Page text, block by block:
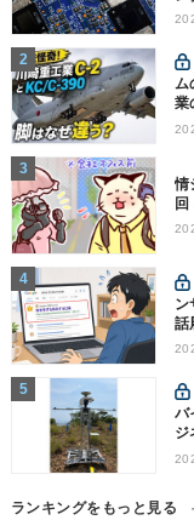
ム
業
な
情
回
ン
話
キ
バ
ジ
ン
ランキングをもっと見る